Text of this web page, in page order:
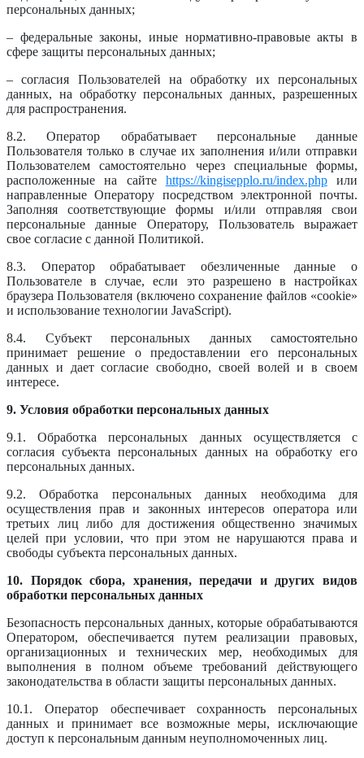
персональных данных;
– федеральные законы, иные нормативно-правовые акты в
сфере защиты персональных данных;
– согласия Пользователей на обработку их персональных
данных, на обработку персональных данных, разрешенных
для распространения.
8.2. Оператор обрабатывает персональные данные
Пользователя только в случае их заполнения и/или отправки
Пользователем самостоятельно через специальные формы,
расположенные на сайте https://kingisepplo.ru/index.phpили
направленные Оператору посредством электронной почты.
Заполняя соответствующие формы и/или отправляя свои
персональные данные Оператору, Пользователь выражает
свое согласие с данной Политикой.
8.3. Оператор обрабатывает обезличенные данные о
Пользователе в случае, если это разрешено в настройках
браузера Пользователя (включено сохранение файлов «cookie»
и использование технологии JavaScript).
8.4. Субъект персональных данных самостоятельно
принимает решение о предоставлении его персональных
данных и дает согласие свободно, своей волей и в своем
интересе.
9. Условия обработки персональных данных
9.1. Обработка персональных данных осуществляется с
согласия субъекта персональных данных на обработку его
персональных данных.
9.2. Обработка персональных данных необходима для
осуществления прав и законных интересов оператора или
третьих лиц либо для достижения общественно значимых
целей при условии, что при этом не нарушаются права и
свободы субъекта персональных данных.
10. Порядок сбора, хранения, передачи и других видов
обработки персональных данных
Безопасность персональных данных, которые обрабатываются
Оператором, обеспечивается путем реализации правовых,
организационных и технических мер, необходимых для
выполнения в полном объеме требований действующего
законодательства в области защиты персональных данных.
10.1. Оператор обеспечивает сохранность персональных
данных и принимает все возможные меры, исключающие
доступ к персональным данным неуполномоченных лиц.